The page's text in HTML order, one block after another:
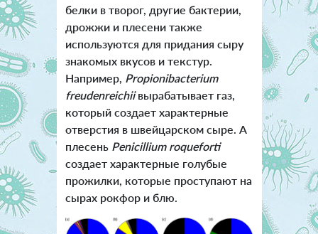
белки в творог, другие бактерии,
дрожжи и плесени также
используются для придания сыру
знакомых вкусов и текстур.
Например, Propionibacterium
freudenreichiiвырабатывает газ,
который создает характерные
отверстия в швейцарском сыре. А
плесень Penicillium roqueforti
создает характерные голубые
прожилки, которые проступают на
сырах рокфор и блю.